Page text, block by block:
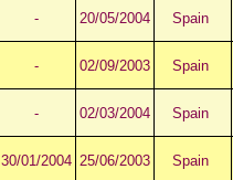
- 20/05/2004 Spain
- 02/09/2003 Spain
- 02/03/2004 Spain
30/01/2004 25/06/2003 Spain